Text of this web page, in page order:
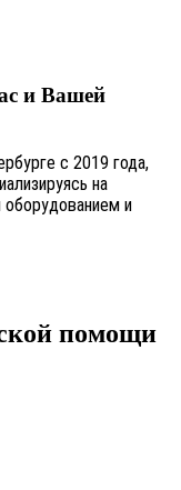
и Вашей
с 2019 года,
на
оборудованием и
помощи